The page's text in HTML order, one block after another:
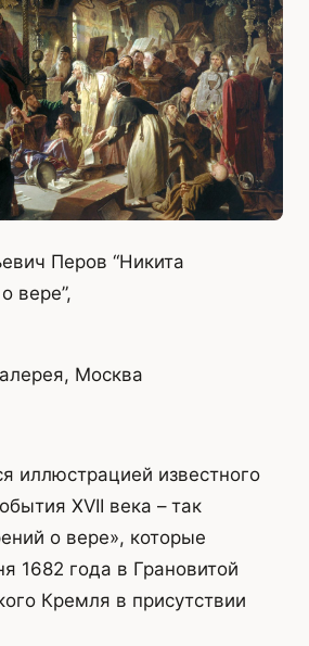
Перов “Никита
вере”,
Москва
иллюстрацией известного
XVII века – так
о вере», которые
1682 года в Грановитой
Кремля в присутствии